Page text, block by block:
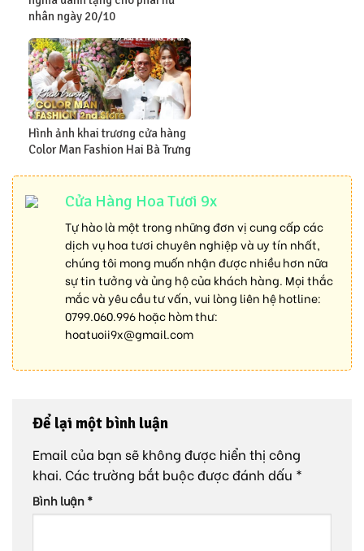
nhân ngày 20/10
Hình ảnh khai trương cửa hàng
Color Man Fashion Hai Bà Trưng
Cửa Hàng Hoa Tươi 9x
Tự hào là một trong những đơn vị cung cấp các
dịch vụ hoa tươi chuyên nghiệp và uy tín nhất,
chúng tôi mong muốn nhận được nhiều hơn nữa
sự tin tưởng và ủng hộ của khách hàng. Mọi thắc
mắc và yêu cầu tư vấn, vui lòng liên hệ hotline:
0799.060.996hoặc hòm thư:
hoatuoii9x@gmail.com
Để lại một bình luận
Email của bạn sẽ không được hiển thị công
khai. Các trường bắt buộc được đánh dấu *
Bình luận*